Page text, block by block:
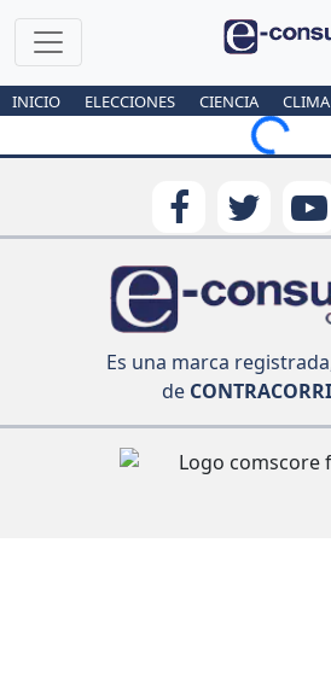
INICIO ELECCIONES CIENCIA CLIMA
Loading...
Es una marca
de